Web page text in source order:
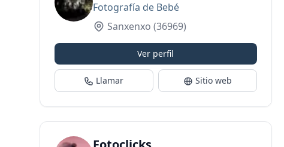
Fotografía de Bebé
Sanxenxo (36969)
Ver perfil
Llamar Sitio web